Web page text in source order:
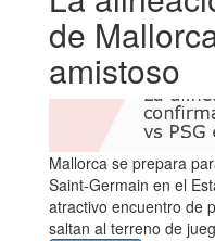
de
amistoso
Mallorca se prepara
Saint-Germain en el
atractivo encuentro de
saltan al terreno de